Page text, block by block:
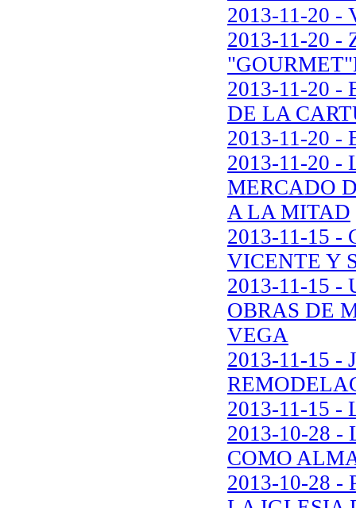
2013-11-20 -
2013-11-20 -
2013-11-20 -
DE LA
2013-11-20 -
2013-11-20 -
MERCADO
A LA MITAD
2013-11-15 -
VICENTE Y
2013-11-15
OBRAS DE
VEGA
2013-11-15 -
2013-11-15 -
2013-10-28 -
COMO
2013-10-28 -